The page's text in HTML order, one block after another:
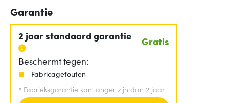
Garantie
2 jaar standaard garantie Gratis
Beschermt tegen:
Fabricagefouten
* Fabrieksgarantie kan langer zijn dan 2 jaar